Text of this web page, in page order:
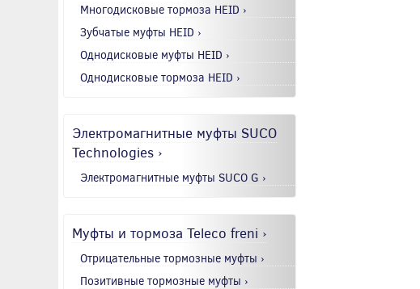
Многодисковые тормоза HEID ›
Зубчатые муфты HEID ›
Однодисковые муфты HEID ›
Однодисковые тормоза HEID ›
Электромагнитные муфты SUCO
Technologies ›
Электромагнитные муфты SUCO G ›
Муфты и тормоза Teleco freni ›
Отрицательные тормозные муфты ›
Позитивные тормозные муфты ›